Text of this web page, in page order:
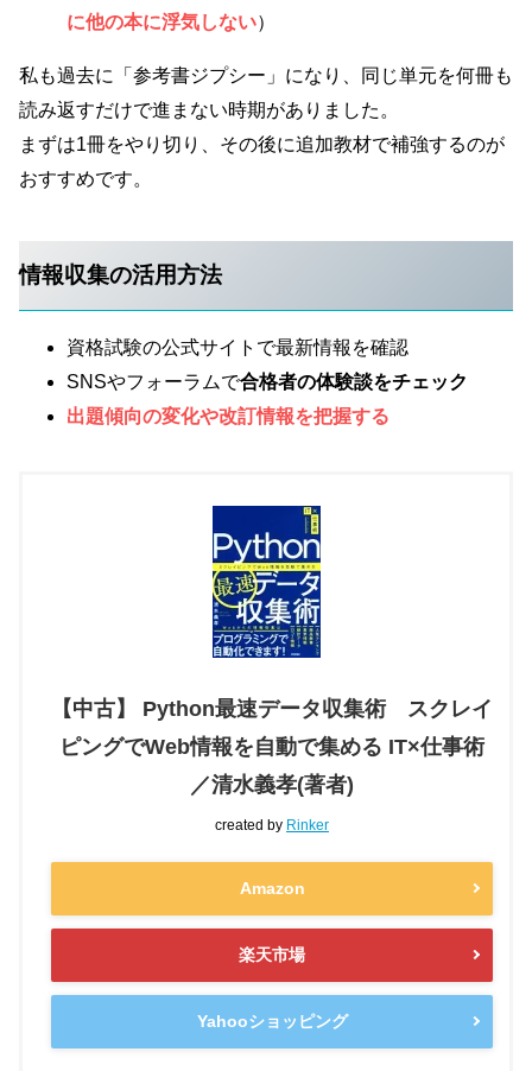
に他の本に浮気しない）
私も過去に「参考書ジプシー」になり、同じ単元を何冊も
読み返すだけで進まない時期がありました。
まずは1冊をやり切り、その後に追加教材で補強するのが
おすすめです。
情報収集の活用方法
資格試験の公式サイトで最新情報を確認
SNSやフォーラムで合格者の体験談をチェック
出題傾向の変化や改訂情報を把握する
【中古】 Python最速データ収集術 スクレイ
ピングでWeb情報を自動で集める IT×仕事術
／清水義孝(著者)
created by Rinker
Amazon
楽天市場
Yahooショッピング